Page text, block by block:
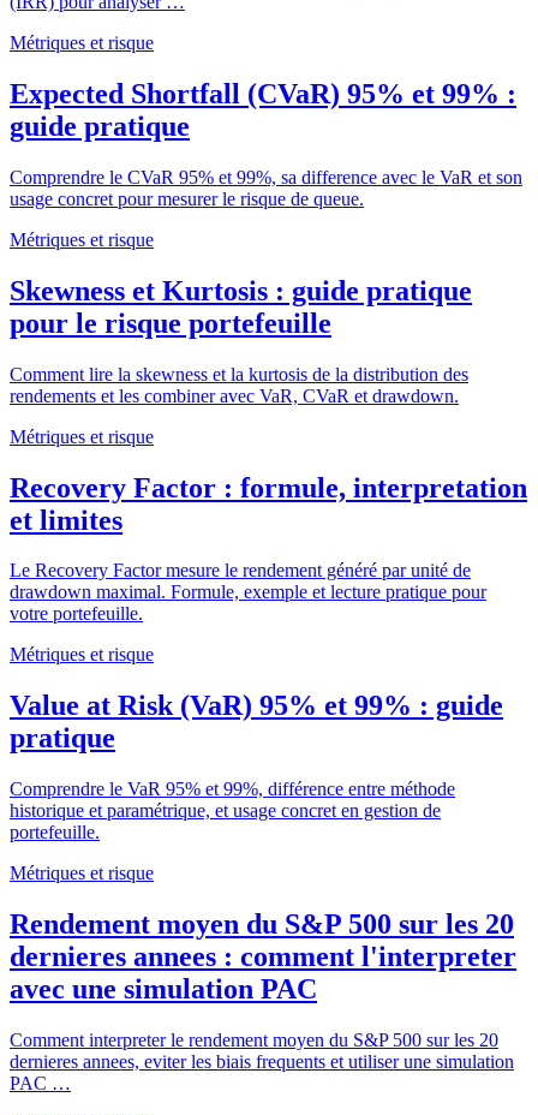
Métriques et risque
Expected Shortfall (CVaR) 95% et 99% :
guide pratique
Comprendre le CVaR 95% et 99%, sa difference avec le VaR et son
usage concret pour mesurer le risque de queue.
Métriques et risque
Skewness et Kurtosis : guide pratique
pour le risque portefeuille
Comment lire la skewness et la kurtosis de la distribution des
rendements et les combiner avec VaR, CVaR et drawdown.
Métriques et risque
Recovery Factor : formule, interpretation
et limites
Le Recovery Factor mesure le rendement généré par unité de
drawdown maximal. Formule, exemple et lecture pratique pour
votre portefeuille.
Métriques et risque
Value at Risk (VaR) 95% et 99% : guide
pratique
Comprendre le VaR 95% et 99%, différence entre méthode
historique et paramétrique, et usage concret en gestion de
portefeuille.
Métriques et risque
Rendement moyen du S&P 500 sur les 20
dernieres annees : comment l'interpreter
avec une simulation PAC
Comment interpreter le rendement moyen du S&P 500 sur les 20
dernieres annees, eviter les biais frequents et utiliser une simulation
PAC …